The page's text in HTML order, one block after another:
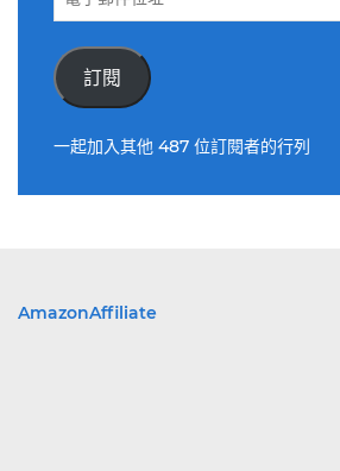
件
位
訂閱
一起加入其他 487 位訂閱者的行列
AmazonAffiliate